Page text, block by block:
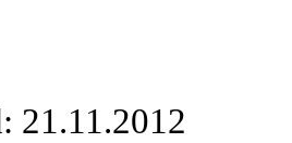
21.11.2012